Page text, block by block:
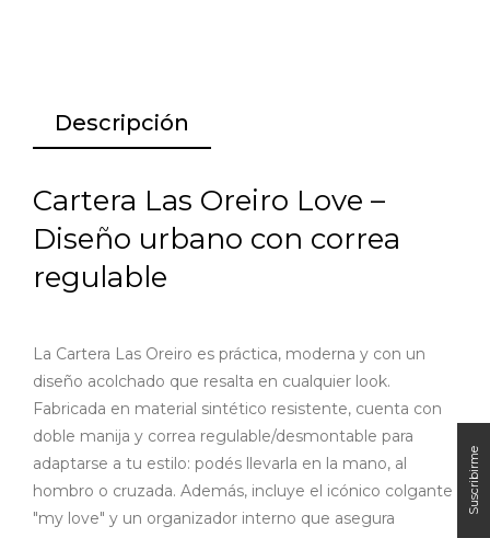
Descripción
Cartera Las Oreiro Love –
Diseño urbano con correa
regulable
La Cartera Las Oreiro es práctica, moderna y con un
diseño acolchado que resalta en cualquier look.
Fabricada en material sintético resistente, cuenta con
doble manija y correa regulable/desmontable para
adaptarse a tu estilo: podés llevarla en la mano, al
hombro o cruzada. Además, incluye el icónico colgante
"my love" y un organizador interno que asegura